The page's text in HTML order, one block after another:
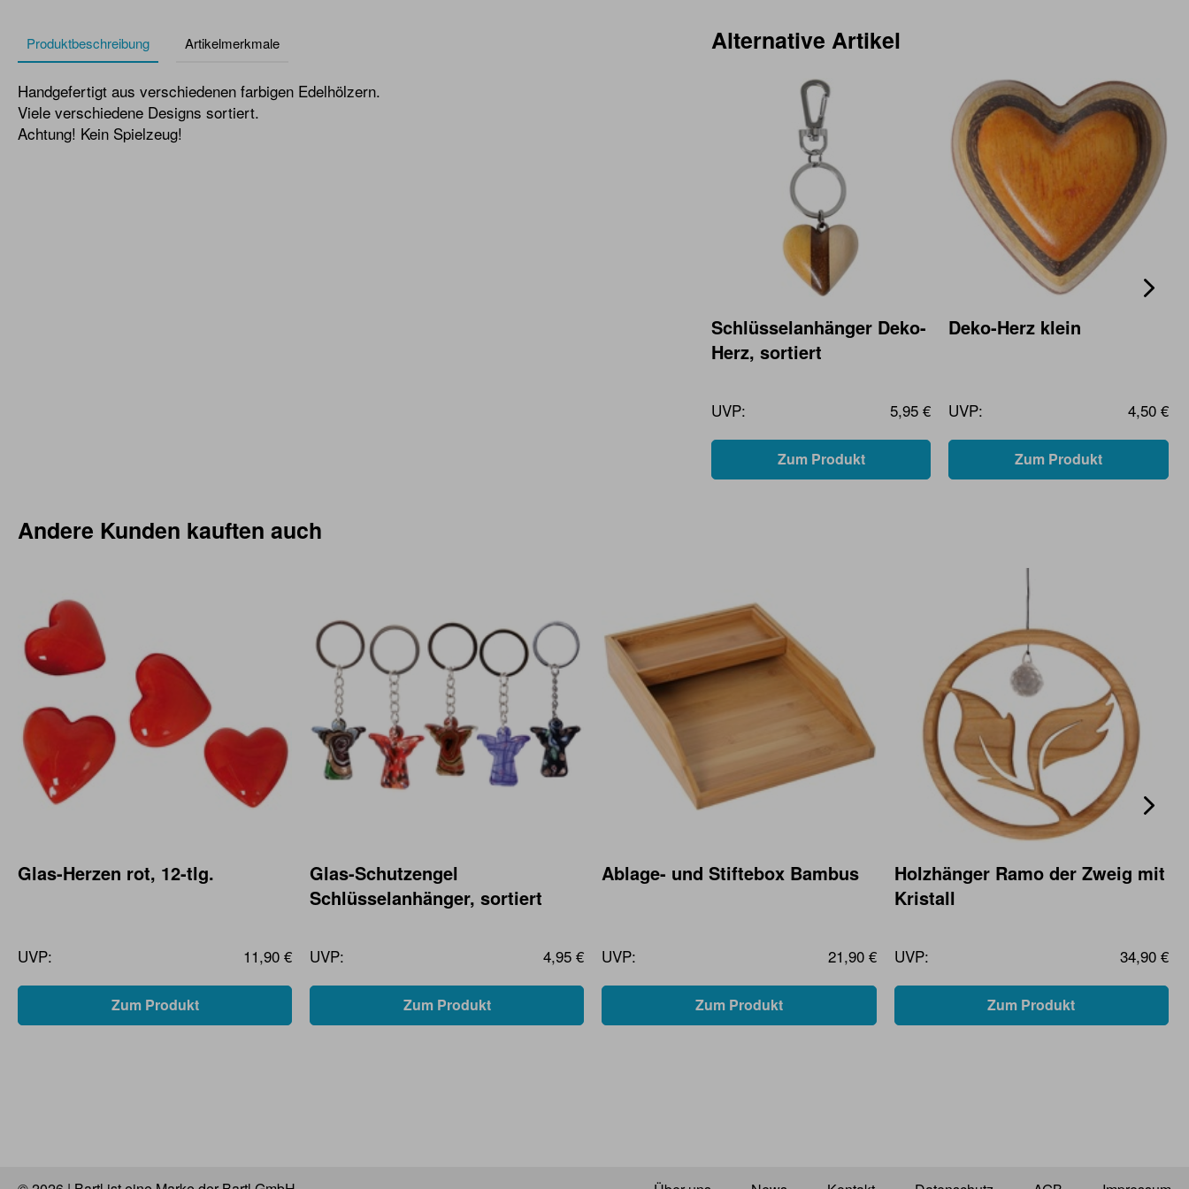
Produktbeschreibung Artikelmerkmale
Handgefertigt aus verschiedenen farbigen Edelhölzern.
Viele verschiedene Designs sortiert.
Achtung! Kein Spielzeug!
Alternative Artikel
Schlüsselanhänger Deko-
Herz, sortiert
UVP: 5,95 €
Zum Produkt
Deko-Herz klein
UVP: 4,50 €
Zum Produkt
Andere Kunden kauften auch
Glas-Herzen rot, 12-tlg.
UVP: 11,90 €
Zum Produkt
Glas-Schutzengel
Schlüsselanhänger, sortiert
UVP: 4,95 €
Zum Produkt
Ablage- und Stiftebox Bambus
UVP: 21,90 €
Zum Produkt
Holzhänger Ramo der Zweig mit
Kristall
UVP: 34,90 €
Zum Produkt